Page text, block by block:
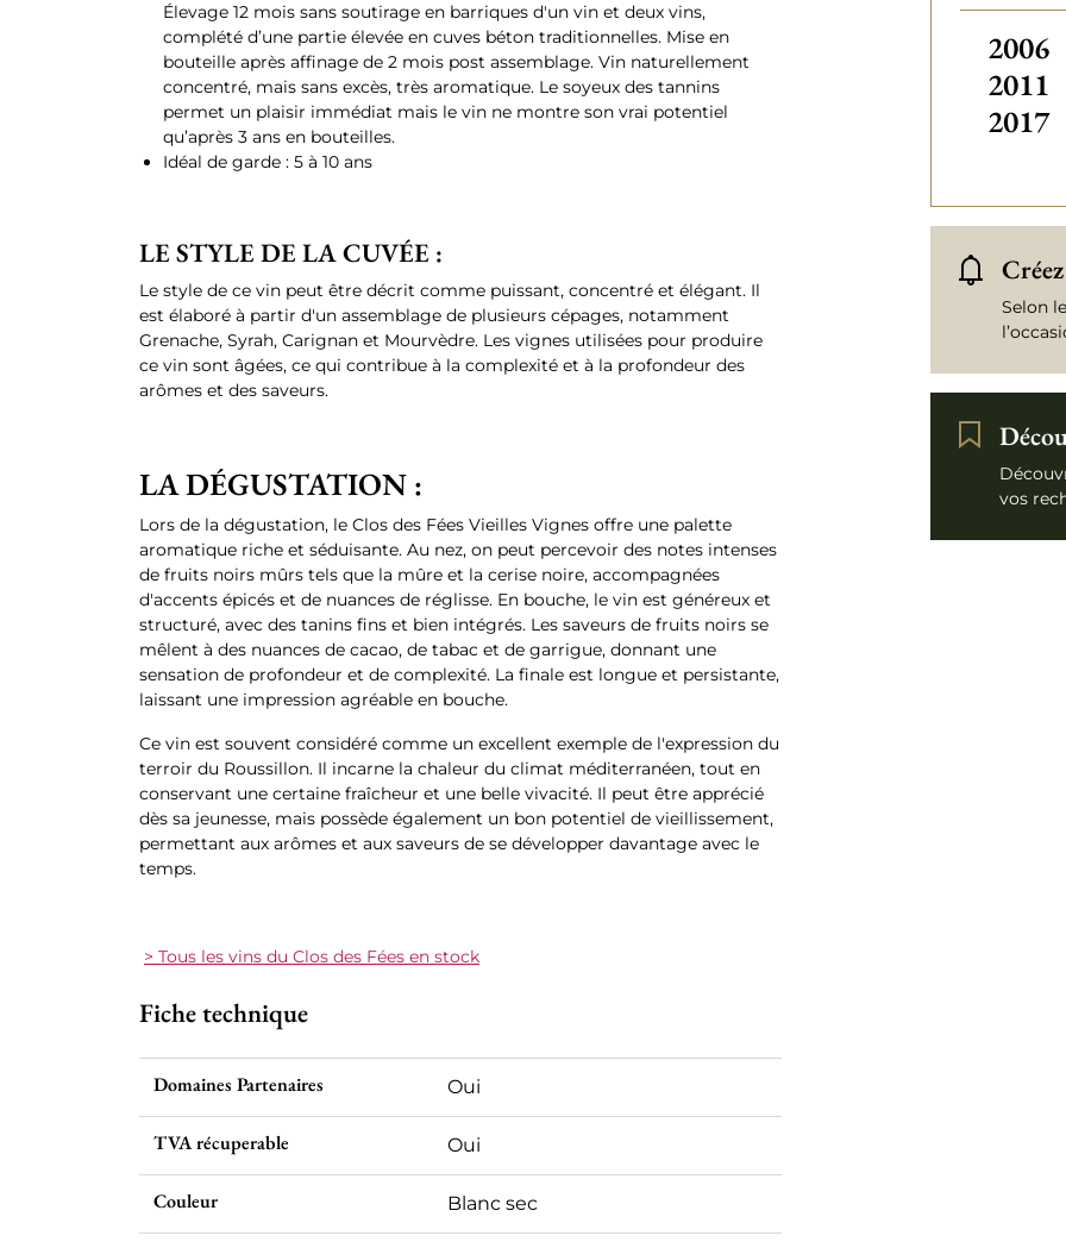
2006
2011
2017
Selon
vos
Élevage 12 mois sans soutirage en barriques d'un vin et deux vins,
complété d’une partie élevée en cuves béton traditionnelles. Mise en
bouteille après affinage de 2 mois post assemblage. Vin naturellement
concentré, mais sans excès, très aromatique. Le soyeux des tannins
permet un plaisir immédiat mais le vin ne montre son vrai potentiel
qu’après 3 ans en bouteilles.
Idéal de garde : 5 à 10 ans
LE STYLE DE LA CUVÉE :
Le style de ce vin peut être décrit comme puissant, concentré et élégant. Il
est élaboré à partir d'un assemblage de plusieurs cépages, notamment
Grenache, Syrah, Carignan et Mourvèdre. Les vignes utilisées pour produire
ce vin sont âgées, ce qui contribue à la complexité et à la profondeur des
arômes et des saveurs.
LA DÉGUSTATION :
Lors de la dégustation, le Clos des Fées Vieilles Vignes offre une palette
aromatique riche et séduisante. Au nez, on peut percevoir des notes intenses
de fruits noirs mûrs tels que la mûre et la cerise noire, accompagnées
d'accents épicés et de nuances de réglisse. En bouche, le vin est généreux et
structuré, avec des tanins fins et bien intégrés. Les saveurs de fruits noirs se
mêlent à des nuances de cacao, de tabac et de garrigue, donnant une
sensation de profondeur et de complexité. La finale est longue et persistante,
laissant une impression agréable en bouche.
Ce vin est souvent considéré comme un excellent exemple de l'expression du
terroir du Roussillon. Il incarne la chaleur du climat méditerranéen, tout en
conservant une certaine fraîcheur et une belle vivacité. Il peut être apprécié
dès sa jeunesse, mais possède également un bon potentiel de vieillissement,
permettant aux arômes et aux saveurs de se développer davantage avec le
temps.
> Tous les vins du Clos des Fées en stock
Fiche technique
Domaines Partenaires Oui
TVA récuperable Oui
Couleur Blanc sec